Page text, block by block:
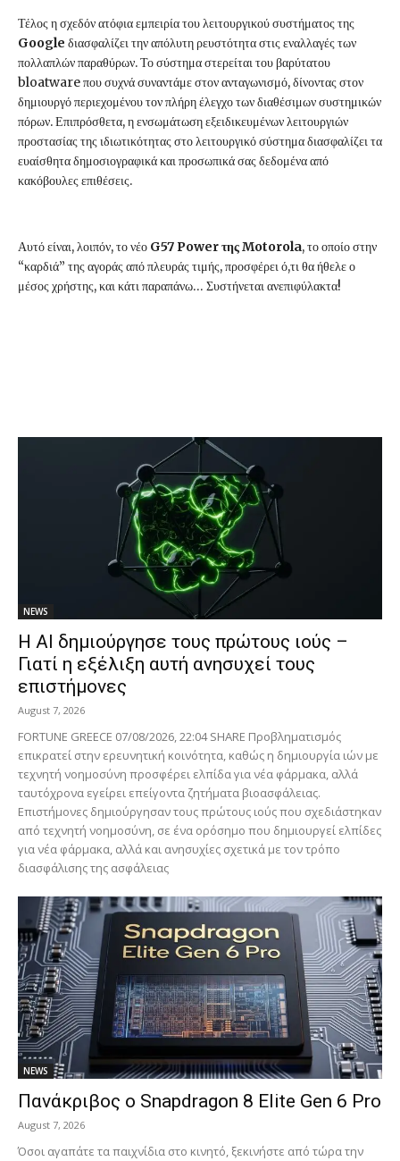
Τέλος η σχεδόν ατόφια εμπειρία του λειτουργικού συστήματος της
Google διασφαλίζει την απόλυτη ρευστότητα στις εναλλαγές των
πολλαπλών παραθύρων. Το σύστημα στερείται του βαρύτατου
bloatware που συχνά συναντάμε στον ανταγωνισμό, δίνοντας στον
δημιουργό περιεχομένου τον πλήρη έλεγχο των διαθέσιμων συστημικών
πόρων. Επιπρόσθετα, η ενσωμάτωση εξειδικευμένων λειτουργιών
προστασίας της ιδιωτικότητας στο λειτουργικό σύστημα διασφαλίζει τα
ευαίσθητα δημοσιογραφικά και προσωπικά σας δεδομένα από
κακόβουλες επιθέσεις.
Αυτό είναι, λοιπόν, το νέο G57 Power της Motorola, το οποίο στην
“καρδιά” της αγοράς από πλευράς τιμής, προσφέρει ό,τι θα ήθελε ο
μέσος χρήστης, και κάτι παραπάνω… Συστήνεται ανεπιφύλακτα!
NEWS
Η AI δημιούργησε τους πρώτους ιούς –
Γιατί η εξέλιξη αυτή ανησυχεί τους
επιστήμονες
August 7, 2026
FORTUNE GREECE 07/08/2026, 22:04 SHARE Προβληματισμός
επικρατεί στην ερευνητική κοινότητα, καθώς η δημιουργία ιών με
τεχνητή νοημοσύνη προσφέρει ελπίδα για νέα φάρμακα, αλλά
ταυτόχρονα εγείρει επείγοντα ζητήματα βιοασφάλειας.
Επιστήμονες δημιούργησαν τους πρώτους ιούς που σχεδιάστηκαν
από τεχνητή νοημοσύνη, σε ένα ορόσημο που δημιουργεί ελπίδες
για νέα φάρμακα, αλλά και ανησυχίες σχετικά με τον τρόπο
διασφάλισης της ασφάλειας
NEWS
Πανάκριβος ο Snapdragon 8 Elite Gen 6 Pro
August 7, 2026
Όσοι αγαπάτε τα παιχνίδια στο κινητό, ξεκινήστε από τώρα την